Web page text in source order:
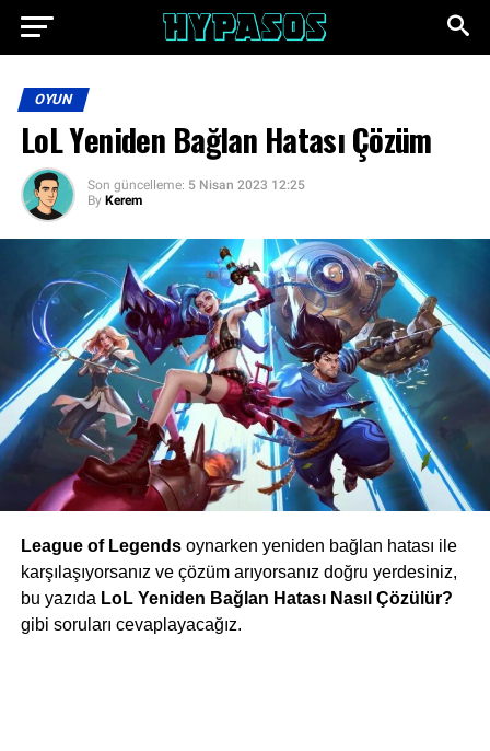
OYUN
LoL Yeniden Bağlan Hatası Çözüm
Son güncelleme: 5 Nisan 2023 12:25
By Kerem
League of Legendsoynarken yeniden bağlan hatası ile
karşılaşıyorsanız ve çözüm arıyorsanız doğru yerdesiniz,
bu yazıda LoL Yeniden Bağlan Hatası Nasıl Çözülür?
gibi soruları cevaplayacağız.